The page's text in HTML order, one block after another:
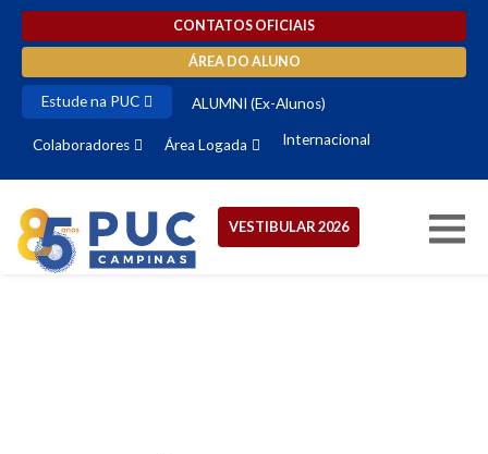
CONTATOS OFICIAIS
ÁREA DO ALUNO
Estude na PUC ALUMNI (Ex-Alunos)
Colaboradores Área Logada Internacional
VESTIBULAR 2026